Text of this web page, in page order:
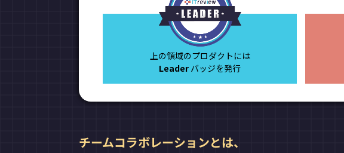
上の領域のプロダクトには
Leader バッジを発行
チームコラボレーションとは、